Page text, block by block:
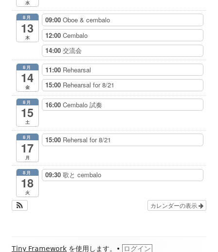
水
8月
13
木
09:00 Oboe & cembalo
12:00 Cembalo
14:00 交流会
8月
14
金
11:00 Rehearsal
15:00 Rehearsal for 8/21
8月
15
土
16:00 Cembalo 試奏
8月
17
月
15:00 Rehersal for 8/21
8月
18
火
09:30 歌と cembalo
カレンダーの表示
フ
Tiny Framework を使用します。 • ログイン